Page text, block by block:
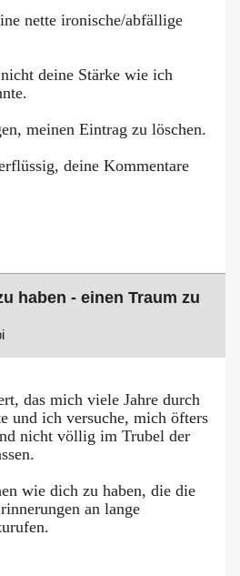
nette ironische/abfällige
deine Stärke wie ich
meinen Eintrag zu löschen.
deine Kommentare
haben - einen Traum zu
das mich viele Jahre durch
und ich versuche, mich öfters
nicht völlig im Trubel der
wie dich zu haben, die die
an lange